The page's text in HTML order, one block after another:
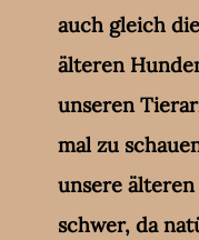
auch gleich
älteren
unseren
mal zu
unsere
schwer, da